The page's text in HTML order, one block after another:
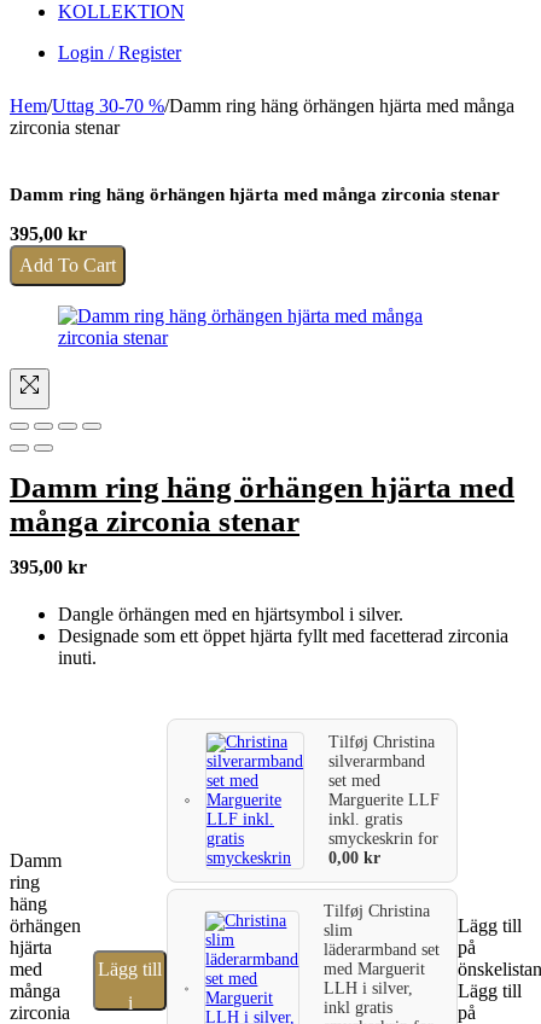
KOLLEKTION
Login / Register
Hem/Uttag 30-70 %/Damm ring häng örhängen hjärta med många
zirconia stenar
Damm ring häng örhängen hjärta med många zirconia stenar
395,00 kr
Add To Cart
Damm ring häng örhängen hjärta med
många zirconia stenar
395,00 kr
Dangle örhängen med en hjärtsymbol i silver.
Designade som ett öppet hjärta fyllt med facetterad zirconia
inuti.
Damm
ring
häng
örhängen
hjärta
med
många
zirconia
Lägg till
i
TilføjChristina
silverarmband
set med
Marguerite LLF
inkl. gratis
smyckeskrinfor
0,00kr
TilføjChristina
slim
läderarmband set
med Marguerit
LLH i silver,
inkl gratis
Lägg till
på
önskelistan
Lägg till
på